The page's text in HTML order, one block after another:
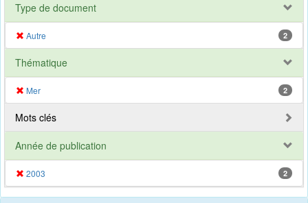
Type de document
Autre 2
Thématique
Mer 2
Mots clés
Année de publication
2003 2